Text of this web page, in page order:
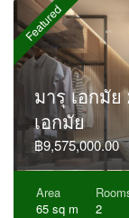
Featured
มารุ เอกมัย
เอกมัย
฿9,575,000.00
Area
65 sq m
2